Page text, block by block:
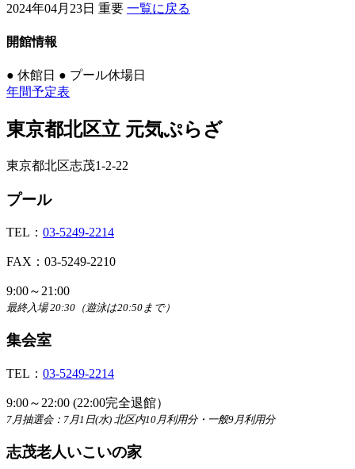
2024年04月23日 重要 一覧に戻る
開館情報
● 休館日 ● プール休場日
年間予定表
東京都北区立 元気ぷらざ
東京都北区志茂1-2-22
プール
TEL： 03-5249-2214
FAX：03-5249-2210
9:00～21:00
最終入場 20:30（遊泳は20:50まで）
集会室
TEL： 03-5249-2214
9:00～22:00 (22:00完全退館）
7月抽選会：7月1日(水) 北区内10月利用分・一般9月利用分
志茂老人いこいの家